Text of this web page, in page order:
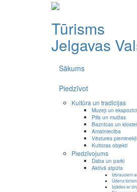
Tūrisms
Jelgavas
Sākums
Piedzīvot
Kultūra un tradīcijas
Muzeji un
Pilis un muižas
Baznīcas un
Amatniecība
Vēstures
Kultūras objekti
Piedzīvojums
Daba un parki
Aktīvā atpūta
Izbraucieni
Ūdens
Izjādes ar